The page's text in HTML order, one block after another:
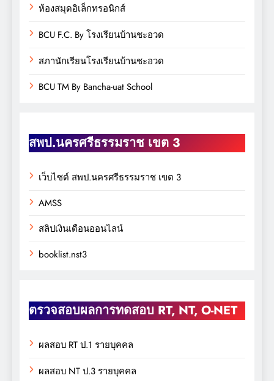
ห้องสมุดอิเล็กทรอนิกส์
BCU F.C. By โรงเรียนบ้านชะอวด
สภานักเรียนโรงเรียนบ้านชะอวด
BCU TM By Bancha-uat School
สพป.นครศรีธรรมราช เขต 3
เว็บไซต์ สพป.นครศรีธรรมราช เขต 3
AMSS
สลิปเงินเดือนออนไลน์
booklist.nst3
ตรวจสอบผลการทดสอบ RT, NT, O-NET
ผลสอบ RT ป.1 รายบุคคล
ผลสอบ NT ป.3 รายบุคคล